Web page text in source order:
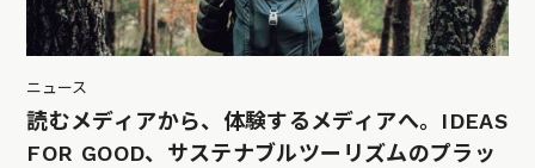
ニュース
読むメディアから、体験するメディアへ。IDEAS
FOR GOOD、サステナブルツーリズムのプラッ